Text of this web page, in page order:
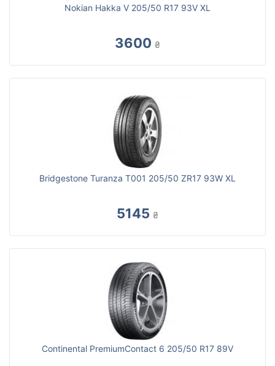
Nokian Hakka V 205/50 R17 93V XL
3600 ₴
Bridgestone Turanza T001 205/50 ZR17 93W XL
5145 ₴
Continental PremiumContact 6 205/50 R17 89V